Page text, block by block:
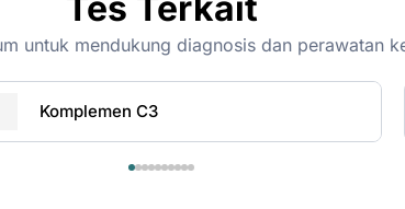
Tes Terkait
untuk mendukung diagnosis dan perawatan
Komplemen C3